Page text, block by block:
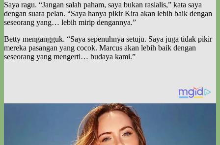
Saya ragu. “Jangan salah paham, saya bukan rasialis,” kata saya
dengan suara pelan. “Saya hanya pikir Kira akan lebih baik dengan
seseorang yang… lebih mirip dengannya.”
Betty mengangguk. “Saya sepenuhnya setuju. Saya juga tidak pikir
mereka pasangan yang cocok. Marcus akan lebih baik dengan
seseorang yang mengerti… budaya kami.”